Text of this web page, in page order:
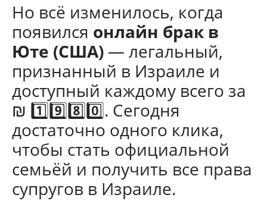
Но всё изменилось, когда
появился онлайн брак в
Юте (США) — легальный,
признанный в Израиле и
доступный каждому всего за
₪ 1️⃣9️⃣8️⃣0️⃣. Сегодня
достаточно одного клика,
чтобы стать официальной
семьёй и получить все права
супругов в Израиле.